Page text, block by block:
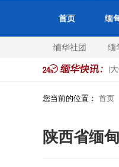
首页 缅
缅华社团 缅
天然气项目投资 马珈大
您当前的位置： 首页
陕西省缅